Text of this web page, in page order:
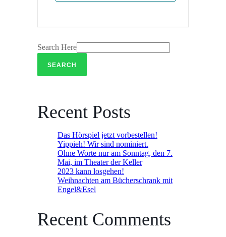
Search Here
Recent Posts
Das Hörspiel jetzt vorbestellen!
Yippieh! Wir sind nominiert.
Ohne Worte nur am Sonntag, den 7.
Mai, im Theater der Keller
2023 kann losgehen!
Weihnachten am Bücherschrank mit
Engel&Esel
Recent Comments